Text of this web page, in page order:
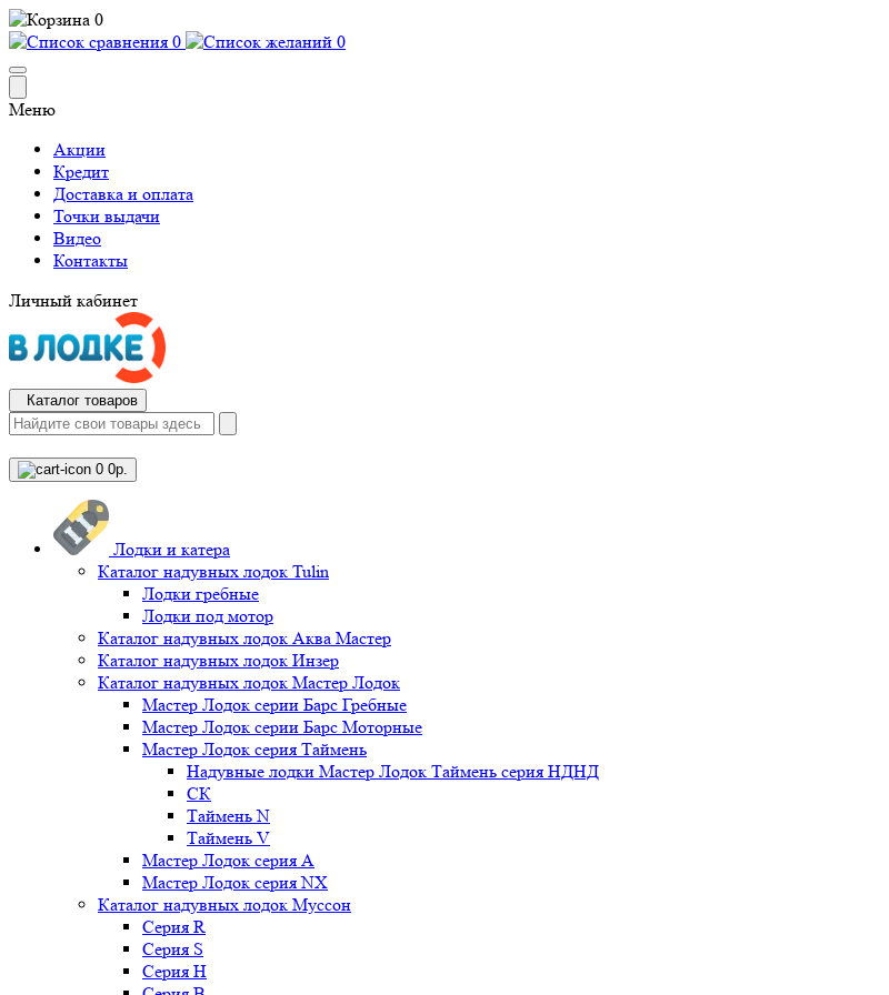
0
0
0
Меню
Акции
Кредит
Доставка и оплата
Точки выдачи
Видео
Контакты
Личный кабинет
Каталог товаров
0 0р.
Лодки и катера
Каталог надувных лодок Tulin
Лодки гребные
Лодки под мотор
Каталог надувных лодок Аква Мастер
Каталог надувных лодок Инзер
Каталог надувных лодок Мастер Лодок
Мастер Лодок серии Барс Гребные
Мастер Лодок серии Барс Моторные
Мастер Лодок серия Таймень
Надувные лодки Мастер Лодок Таймень серия НДНД
СК
Таймень N
Таймень V
Мастер Лодок серия А
Мастер Лодок серия NX
Каталог надувных лодок Муссон
Серия R
Серия S
Серия H